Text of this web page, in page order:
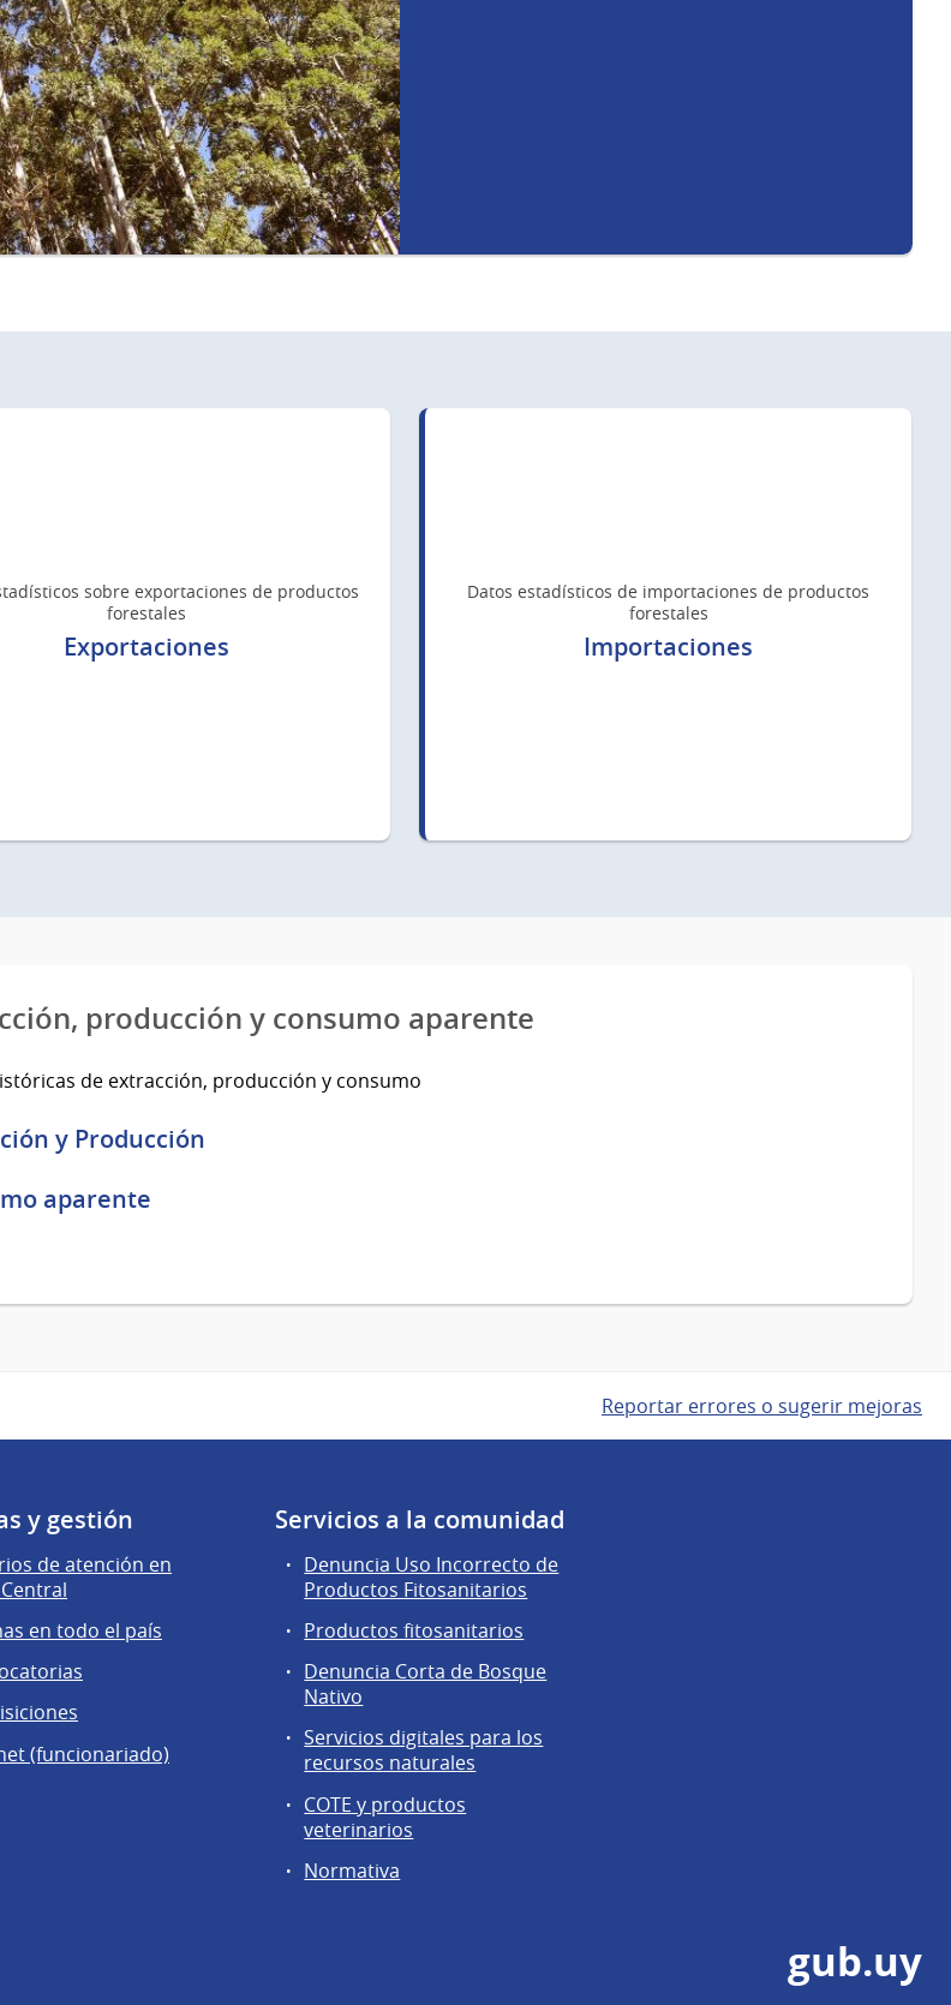
Exportaciones
sobre exportaciones de productos
forestales
Importaciones
Datos estadísticos de importaciones de productos
forestales
producción y consumo aparente
de extracción, producción y consumo
y Producción
aparente
Reportar errores o sugerir mejoras
y gestión
de atención en
en todo el país
(funcionariado)
Servicios a la comunidad
Denuncia Uso Incorrecto de
Productos Fitosanitarios
Productos fitosanitarios
Denuncia Corta de Bosque
Nativo
Servicios digitales para los
recursos naturales
COTE y productos
veterinarios
Normativa
gub.uy